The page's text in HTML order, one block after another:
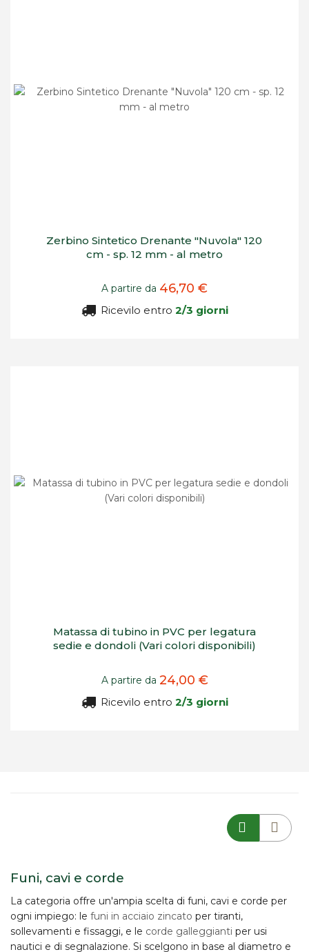
Zerbino Sintetico Drenante "Nuvola" 120
cm - sp. 12 mm - al metro
A partire da 46,70 €
Ricevilo entro 2/3 giorni
Matassa di tubino in PVC per legatura
sedie e dondoli (Vari colori disponibili)
A partire da 24,00 €
Ricevilo entro 2/3 giorni
Funi, cavi e corde
La categoria offre un'ampia scelta di funi, cavi e corde per
ogni impiego: le funi in acciaio zincato per tiranti,
sollevamenti e fissaggi, e le corde galleggianti per usi
nautici e di segnalazione. Si scelgono in base al diametro e